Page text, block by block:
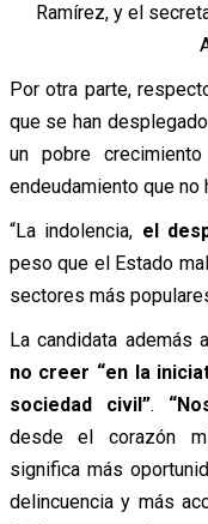
Ramírez, y el
Por otra parte,
que se han desplegado
un pobre
endeudamiento que
“La indolencia, el
peso que el Estado
sectores más
La candidata además
no creer “en la
sociedad civil”.
desde el corazón
significa más
delincuencia y más